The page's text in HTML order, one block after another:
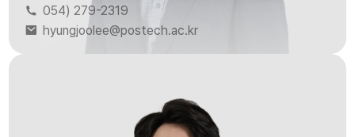
054) 279-2319
hyungjoolee@postech.ac.kr